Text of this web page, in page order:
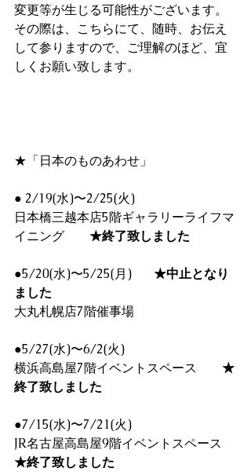
変更等が生じる可能性がございます。
その際は、こちらにて、随時、お伝え
して参りますので、ご理解のほど、宜
しくお願い致します。
★「日本のものあわせ」
● 2/19(水)〜2/25(火)
日本橋三越本店5階ギャラリーライフマ
イニング ★終了致しました
●5/20(水)〜5/25(月) ★中止となり
ました
大丸札幌店7階催事場
●5/27(水)〜6/2(火)
横浜高島屋7階イベントスペース ★
終了致しました
●7/15(水)〜7/21(火)
JR名古屋高島屋9階イベントスペース
★終了致しました